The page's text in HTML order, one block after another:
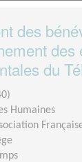
des
des
du
Humaines